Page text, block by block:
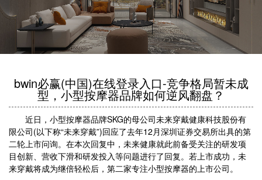
bwin必赢(中国)在线登录入口-竞争格局暂未成
型，小型按摩器品牌如何逆风翻盘？
近日，小型按摩器品牌SKG的母公司未来穿戴健康科技股份有
限公司(以下称“未来穿戴”)回应了去年12月深圳证券交易所出具的第
二轮上市问询。在本次回复中，未来健康就此前备受关注的研发项
目创新、营收下滑和研发投入等问题进行了回复。若上市成功，未
来穿戴将成为继倍轻松后，第二家专注小型按摩器的上市公司。